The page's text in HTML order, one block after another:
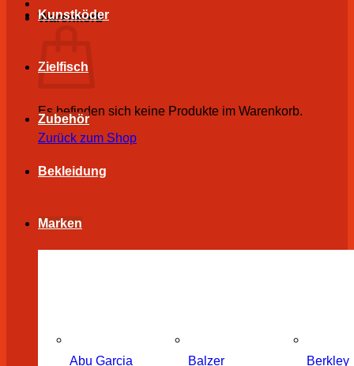
Warenkorb
Es befinden sich keine Produkte im Warenkorb.
Zurück zum Shop
Kunstköder
Zielfisch
Zubehör
Bekleidung
Marken
Abu Garcia Balzer Berkley